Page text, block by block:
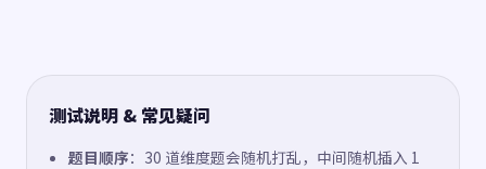
测试说明 & 常见疑问
题目顺序：30 道维度题会随机打乱，中间随机插入 1